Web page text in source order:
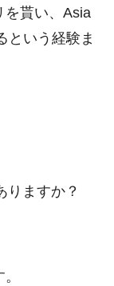
貰い、 Asia
という経験ま
ますか？